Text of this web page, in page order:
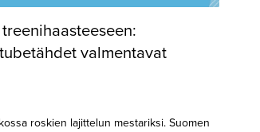
valmentavat
roskien lajittelun mestariksi. Suomen